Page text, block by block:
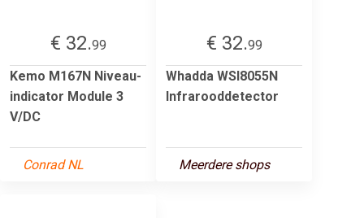
€ 32.99
Kemo M167N Niveau-
indicator Module 3
V/DC
Conrad NL
€ 32.99
Whadda WSI8055N
Infrarooddetector
Meerdere shops